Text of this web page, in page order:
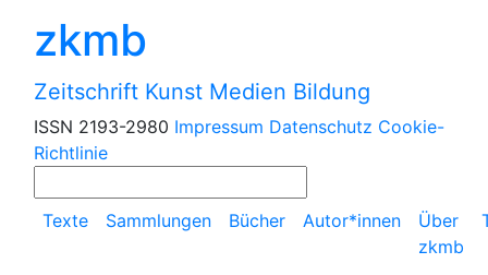
zkmb
Zeitschrift Kunst Medien Bildung
ISSN 2193-2980 Impressum Datenschutz Cookie-
Richtlinie
Texte Sammlungen Bücher Autor*innen
Über
zkmb